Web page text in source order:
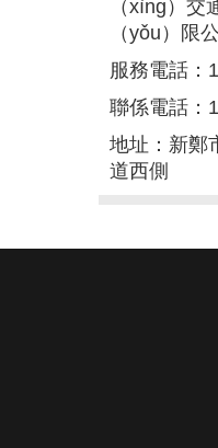
（xìng）交
（yǒu）限
服務電話：
聯係電話：
地址：新鄭
道西側